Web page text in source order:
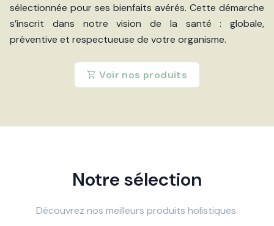
sélectionnée pour ses bienfaits avérés. Cette démarche
s’inscrit dans notre vision de la santé : globale,
préventive et respectueuse de votre organisme.
Voir nos produits
Notre sélection
Découvrez nos meilleurs produits holistiques.